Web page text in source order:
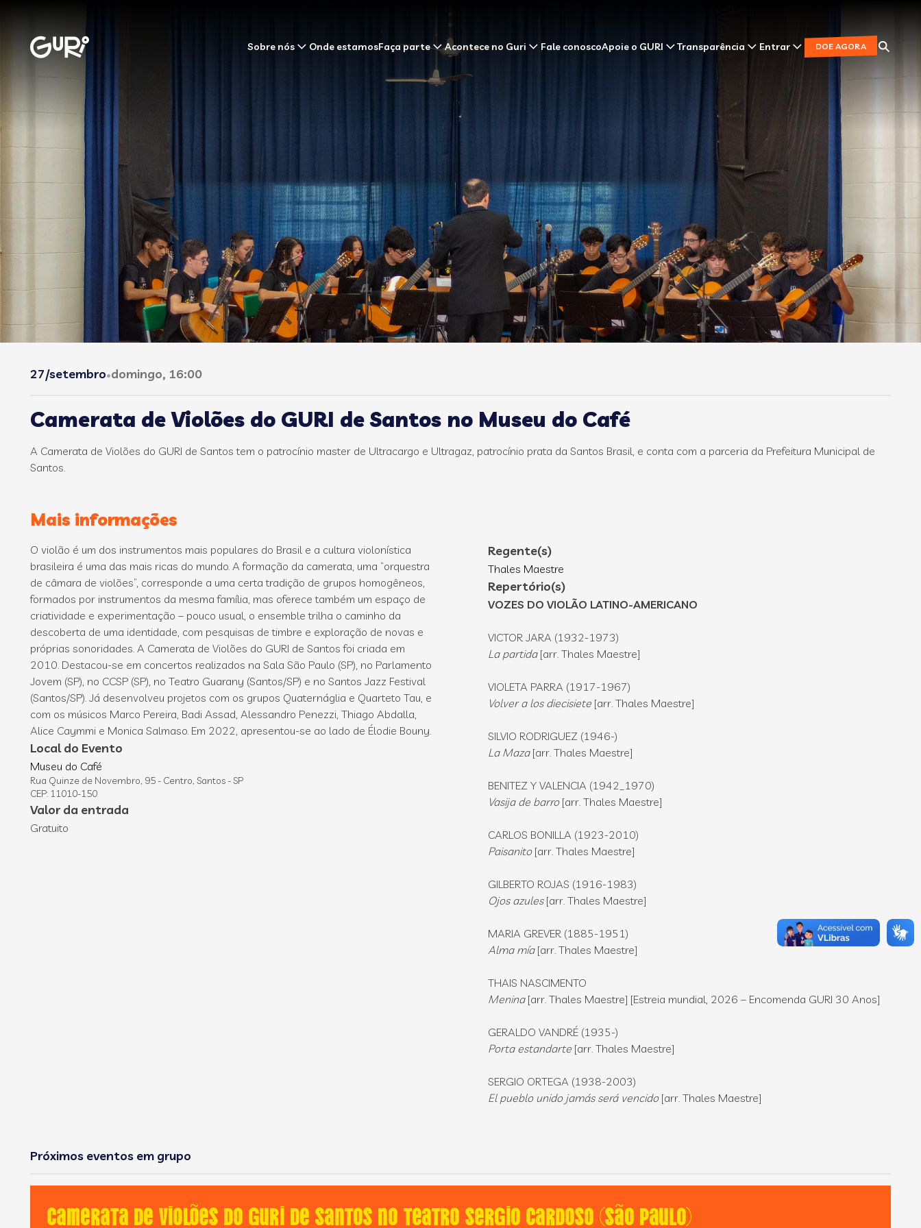
Sobre nós Onde estamosFaça parte Acontece no Guri Fale conoscoApoie o GURI Transparência Entrar DOE AGORA
27/setembro•domingo, 16:00
Camerata de Violões do GURI de Santos no Museu do Café
A Camerata de Violões do GURI de Santos tem o patrocínio master de Ultracargo e Ultragaz, patrocínio prata da Santos Brasil, e conta com a parceria da Prefeitura Municipal de
Santos.
Mais informações
O violão é um dos instrumentos mais populares do Brasil e a cultura violonística
brasileira é uma das mais ricas do mundo. A formação da camerata, uma “orquestra
de câmara de violões”, corresponde a uma certa tradição de grupos homogêneos,
formados por instrumentos da mesma família, mas oferece também um espaço de
criatividade e experimentação – pouco usual, o ensemble trilha o caminho da
descoberta de uma identidade, com pesquisas de timbre e exploração de novas e
próprias sonoridades. A Camerata de Violões do GURI de Santos foi criada em
2010. Destacou-se em concertos realizados na Sala São Paulo (SP), no Parlamento
Jovem (SP), no CCSP (SP), no Teatro Guarany (Santos/SP) e no Santos Jazz Festival
(Santos/SP). Já desenvolveu projetos com os grupos Quaternáglia e Quarteto Tau, e
com os músicos Marco Pereira, Badi Assad, Alessandro Penezzi, Thiago Abdalla,
Alice Caymmi e Monica Salmaso. Em 2022, apresentou-se ao lado de Élodie Bouny.
Local do Evento
Museu do Café
Rua Quinze de Novembro, 95 - Centro, Santos - SP
CEP: 11010-150
Valor da entrada
Gratuito
Regente(s)
Thales Maestre
Repertório(s)
VOZES DO VIOLÃO LATINO-AMERICANO
VICTOR JARA (1932-1973)
La partida[arr. Thales Maestre]
VIOLETA PARRA (1917-1967)
Volver a los diecisiete [arr. Thales Maestre]
SILVIO RODRIGUEZ (1946-)
La Maza[arr. Thales Maestre]
BENITEZ Y VALENCIA (1942_1970)
Vasija de barro[arr. Thales Maestre]
CARLOS BONILLA (1923-2010)
Paisanito[arr. Thales Maestre]
GILBERTO ROJAS (1916-1983)
Ojos azules [arr. Thales Maestre]
MARIA GREVER (1885-1951)
Alma mía[arr. Thales Maestre]
THAIS NASCIMENTO
Menina [arr. Thales Maestre] [Estreia mundial, 2026 – Encomenda GURI 30 Anos]
GERALDO VANDRÉ (1935-)
Porta estandarte [arr. Thales Maestre]
SERGIO ORTEGA (1938-2003)
El pueblo unido jamás será vencido[arr. Thales Maestre]
Próximos eventos em grupo
Camerata de Violões do GURI de Santos no Teatro Sergio Cardoso (São Paulo)